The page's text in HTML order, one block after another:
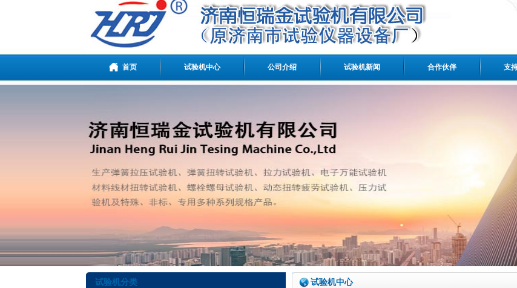
首页 试验机中心 公司介绍 试验机新闻 合作伙伴 支
试验机分类 试验机中心